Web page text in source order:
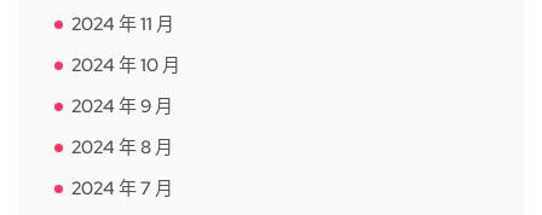
2024 年 11 月
2024 年 10 月
2024 年 9 月
2024 年 8 月
2024 年 7 月